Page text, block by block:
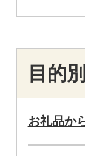
目的
お礼品か